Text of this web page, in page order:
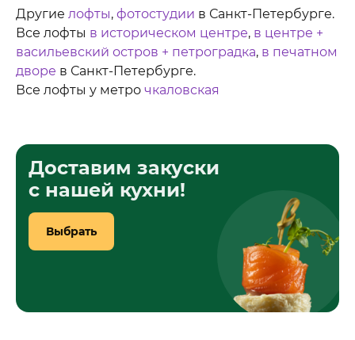
Другие лофты, фотостудии в Санкт-Петербурге.
Все лофты в историческом центре, в центре +
васильевский остров + петроградка, в печатном
дворе в Санкт-Петербурге.
Все лофты у метро чкаловская
Доставим закуски
с нашей кухни!
Выбрать